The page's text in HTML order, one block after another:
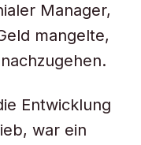
Manager,
mangelte,
Entwicklung
war ein